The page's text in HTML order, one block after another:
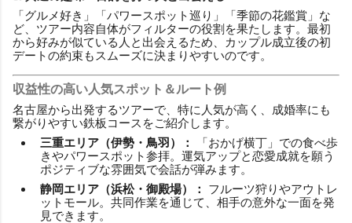
「グルメ好き」「パワースポット巡り」「季節の花鑑賞」な
ど、ツアー内容自体がフィルターの役割を果たします。最初
から好みが似ている人と出会えるため、カップル成立後の初
デートの約束もスムーズに決まりやすいのです。
収益性の高い人気スポット＆ルート例
名古屋から出発するツアーで、特に人気が高く、成婚率にも
繋がりやすい鉄板コースをご紹介します。
三重エリア（伊勢・鳥羽）：
「おかげ横丁」での食べ歩
きやパワースポット参拝。運気アップと恋愛成就を願う
ポジティブな雰囲気で会話が弾みます。
静岡エリア（浜松・御殿場）：
フルーツ狩りやアウトレ
ットモール。共同作業を通じて、相手の意外な一面を発
見できます。